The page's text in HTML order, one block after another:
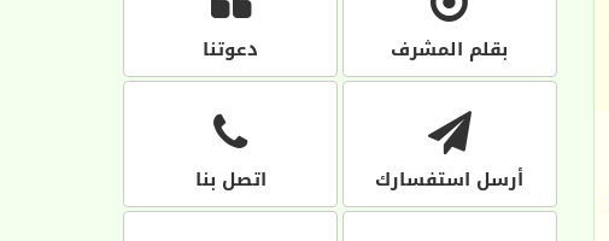
بقلم المشرف دعوتنا
أرسل استفسارك اتصل بنا